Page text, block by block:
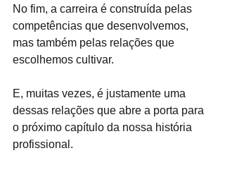
No fim, a carreira é construída pelas
competências que desenvolvemos,
mas também pelas relações que
escolhemos cultivar.
E, muitas vezes, é justamente uma
dessas relações que abre a porta para
o próximo capítulo da nossa história
profissional.